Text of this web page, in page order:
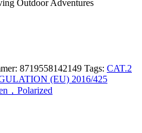
Outdoor Adventures
8719558142149 Tags: CAT.2
(EU) 2016/425
，Polarized